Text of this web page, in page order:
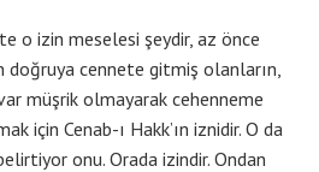
o izin meselesi şeydir, az önce
doğruya cennete gitmiş olanların,
müşrik olmayarak cehenneme
için Cenab-ı Hakk’ın iznidir. O da
onu. Orada izindir. Ondan